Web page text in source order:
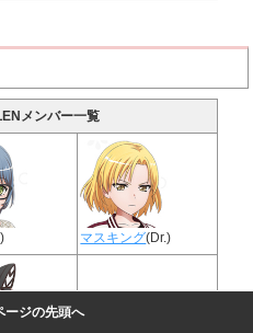
メンバー一覧
マスキング(Dr.)
ージの先頭へ